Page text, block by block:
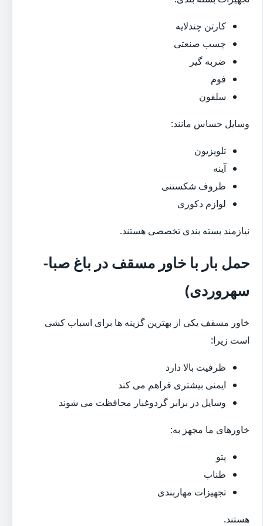
کارتن چندلایه
چسب صنعتی
ضربه گیر
فوم
سلفون
وسایل حساس مانند:
تلویزیون
آینه
ظروف شکستنی
لوازم دکوری
نیازمند بسته بندی تخصصی هستند.
حمل بار با خاور مسقف در باغ صبا-
سهروردی)
خاور مسقف یکی از بهترین گزینه ها برای اسباب کشی
است زیرا:
ظرفیت بالا دارد
ایمنی بیشتری فراهم می کند
وسایل در برابر گردوغبار محافظت می شوند
خاورهای ما مجهز به:
پتو
طناب
تجهیزات مهاربندی
هستند.